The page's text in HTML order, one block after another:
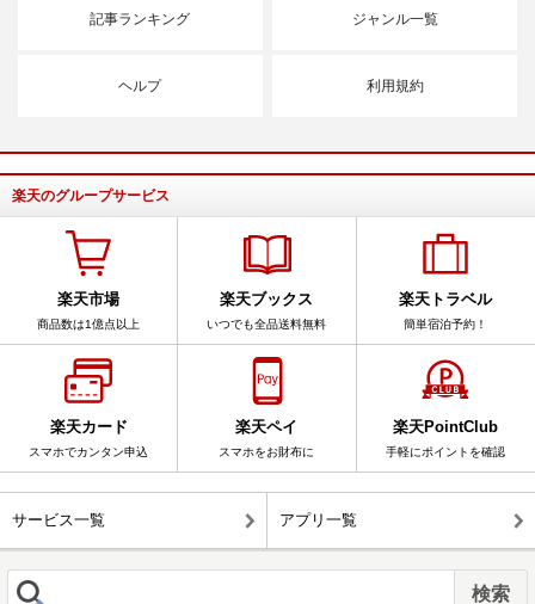
記事ランキング ジャンル一覧
ヘルプ 利用規約
楽天のグループサービス
楽天市場
商品数は1億点以上
楽天ブックス
いつでも全品送料無料
楽天トラベル
簡単宿泊予約！
楽天カード
スマホでカンタン申込
楽天ペイ
スマホをお財布に
楽天PointClub
手軽にポイントを確認
サービス一覧 アプリ一覧